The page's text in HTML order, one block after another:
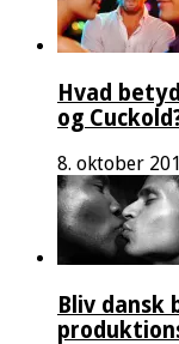
Hvad
og
8. oktober
Bliv dansk